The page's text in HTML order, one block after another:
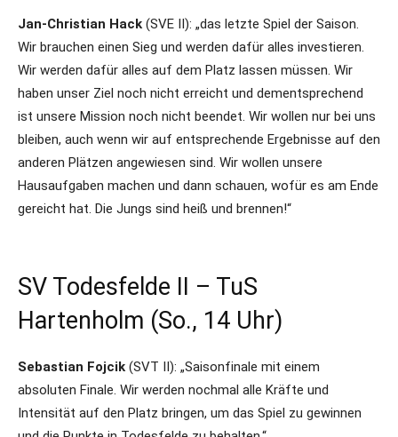
Jan-Christian Hack (SVE II): „das letzte Spiel der Saison.
Wir brauchen einen Sieg und werden dafür alles investieren.
Wir werden dafür alles auf dem Platz lassen müssen. Wir
haben unser Ziel noch nicht erreicht und dementsprechend
ist unsere Mission noch nicht beendet. Wir wollen nur bei uns
bleiben, auch wenn wir auf entsprechende Ergebnisse auf den
anderen Plätzen angewiesen sind. Wir wollen unsere
Hausaufgaben machen und dann schauen, wofür es am Ende
gereicht hat. Die Jungs sind heiß und brennen!“
SV Todesfelde II – TuS
Hartenholm (So., 14 Uhr)
Sebastian Fojcik (SVT II): „Saisonfinale mit einem
absoluten Finale. Wir werden nochmal alle Kräfte und
Intensität auf den Platz bringen, um das Spiel zu gewinnen